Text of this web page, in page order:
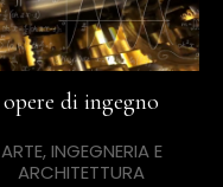
opere di ingegno
ARTE, INGEGNERIA E
ARCHITETTURA